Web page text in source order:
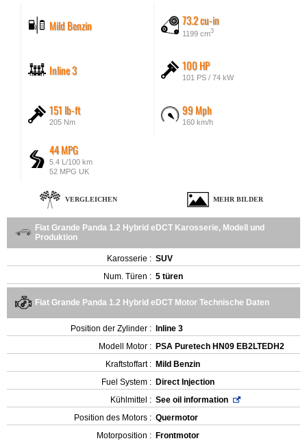
Mild Benzin 73.2 cu-in
1199 cm3
Inline 3 100 HP
101 PS / 74 kW
151 lb-ft
205 Nm
99 Mph
160 km/h
44 MPG
5.4 L/100 km
52 MPG UK
VERGLEICHEN MEHR BILDER
Fiat Grande Panda 1.2 Hybrid eDCT Karosserie, Modell und
Produktion
Karosserie : SUV
Num. Türen : 5 türen
Fiat Grande Panda 1.2 Hybrid eDCT Motor Technische Daten
Position der Zylinder : Inline 3
Modell Motor : PSA Puretech HN09 EB2LTEDH2
Kraftstoffart : Mild Benzin
Fuel System : Direct Injection
Kühlmittel : See oil information
Position des Motors : Quermotor
Motorposition : Frontmotor